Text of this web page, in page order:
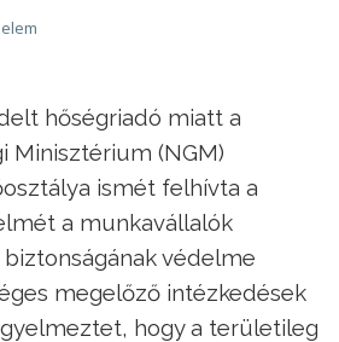
hőségriadó miatt a
Minisztérium (NGM)
ismét felhívta a
a munkavállalók
védelme
megelőző intézkedések
hogy a területileg